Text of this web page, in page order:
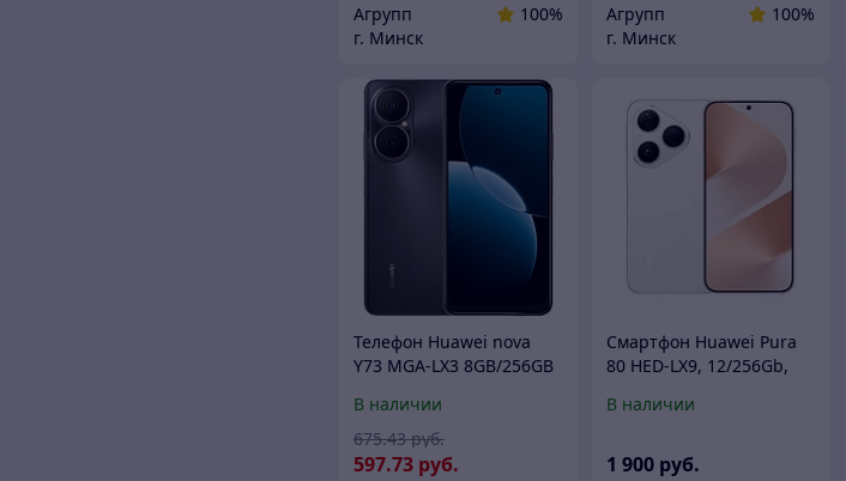
Агрупп
100%
г. Минск
Агрупп
100%
г. Минск
Телефон Huawei nova
Y73 MGA-LX3 8GB/256GB
В наличии
597.73 руб.
675.43 руб.
Смартфон Huawei Pura
80 HED-LX9, 12/256Gb,
В наличии
1 900 руб.